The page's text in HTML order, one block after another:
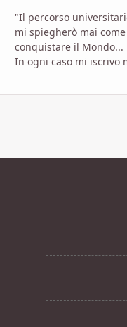
"Il percorso
mi spiegherò mai
conquistare il Mondo...
In ogni caso mi iscrivo